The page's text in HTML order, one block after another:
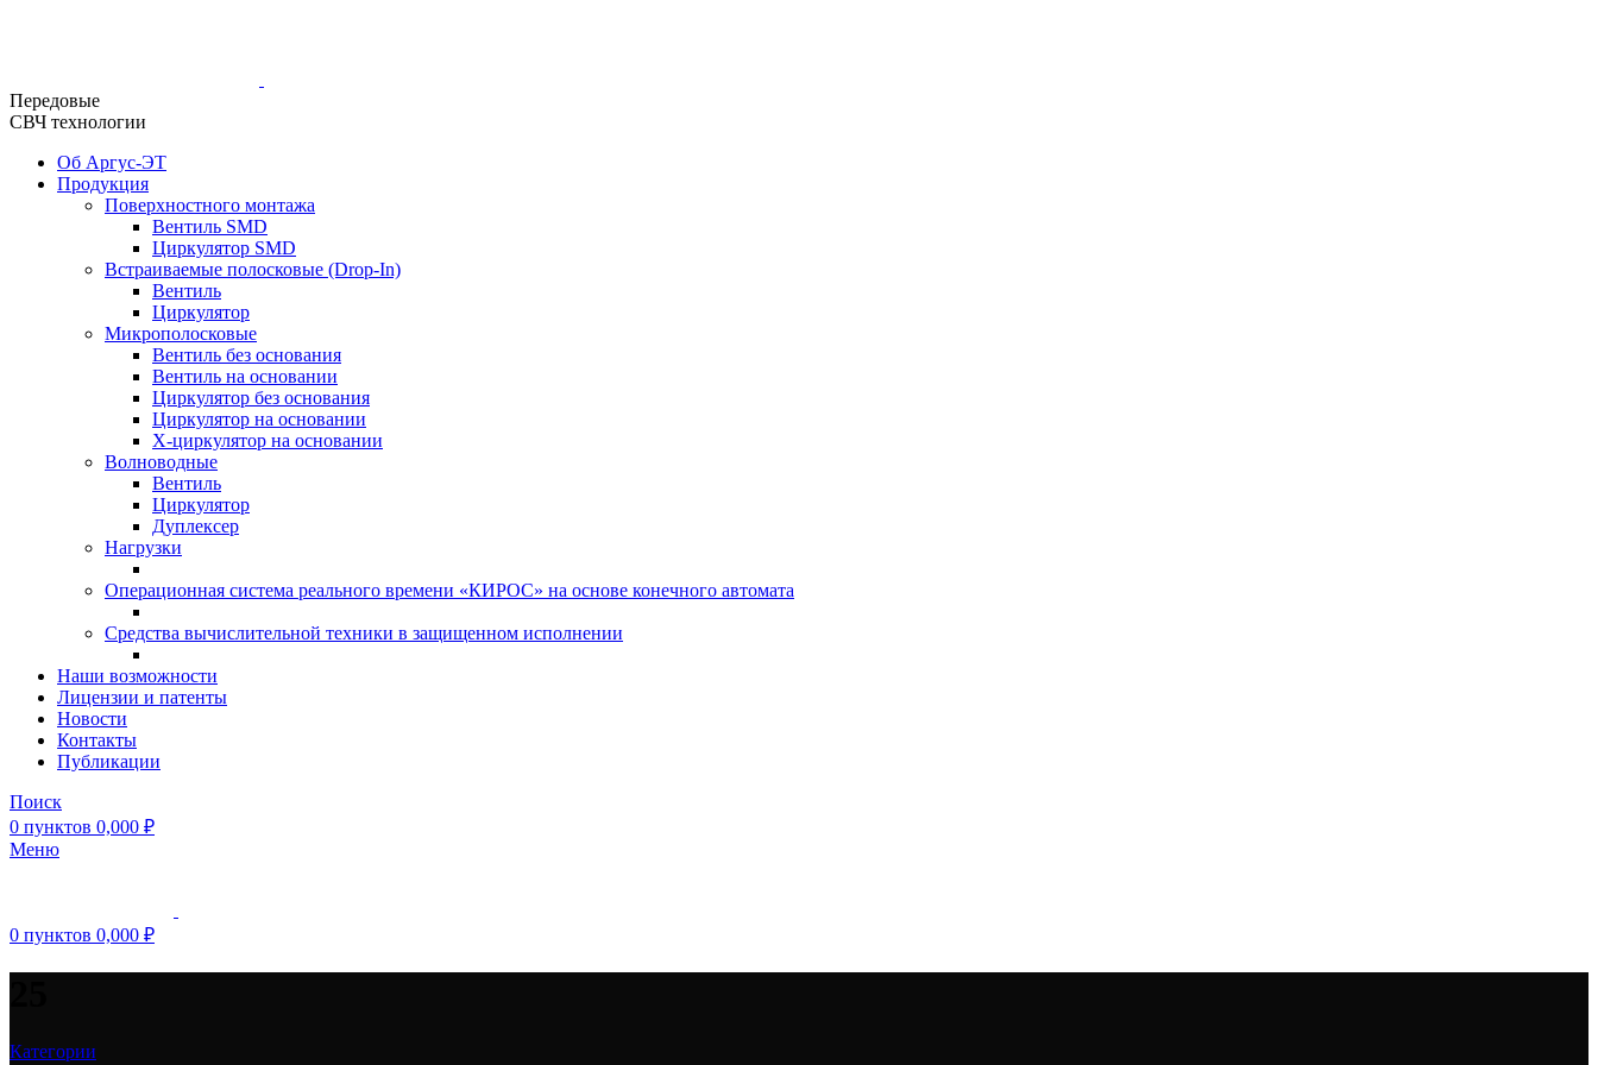
Передовые
СВЧ технологии
Об Аргус-ЭТ
Продукция
Поверхностного монтажа
Вентиль SMD
Циркулятор SMD
Встраиваемые полосковые (Drop-In)
Вентиль
Циркулятор
Микрополосковые
Вентиль без основания
Вентиль на основании
Циркулятор без основания
Циркулятор на основании
Х-циркулятор на основании
Волноводные
Вентиль
Циркулятор
Дуплексер
Нагрузки
Операционная система реального времени «КИРОС» на основе конечного автомата
Средства вычислительной техники в защищенном исполнении
Наши возможности
Лицензии и патенты
Новости
Контакты
Публикации
Поиск
0 пунктов 0,000 ₽
Меню
0 пунктов 0,000 ₽
Категории